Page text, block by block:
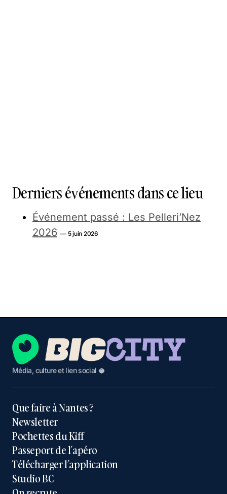
Derniers événements dans ce lieu
Événement passé : Les Pelleri’Nez
2026 — 5 juin 2026
Média, culture et lien social 🥥
Que faire à Nantes ?
Newsletter
Pochettes du Kiff
Passeport de l’apéro
Télécharger l’application
Studio BC